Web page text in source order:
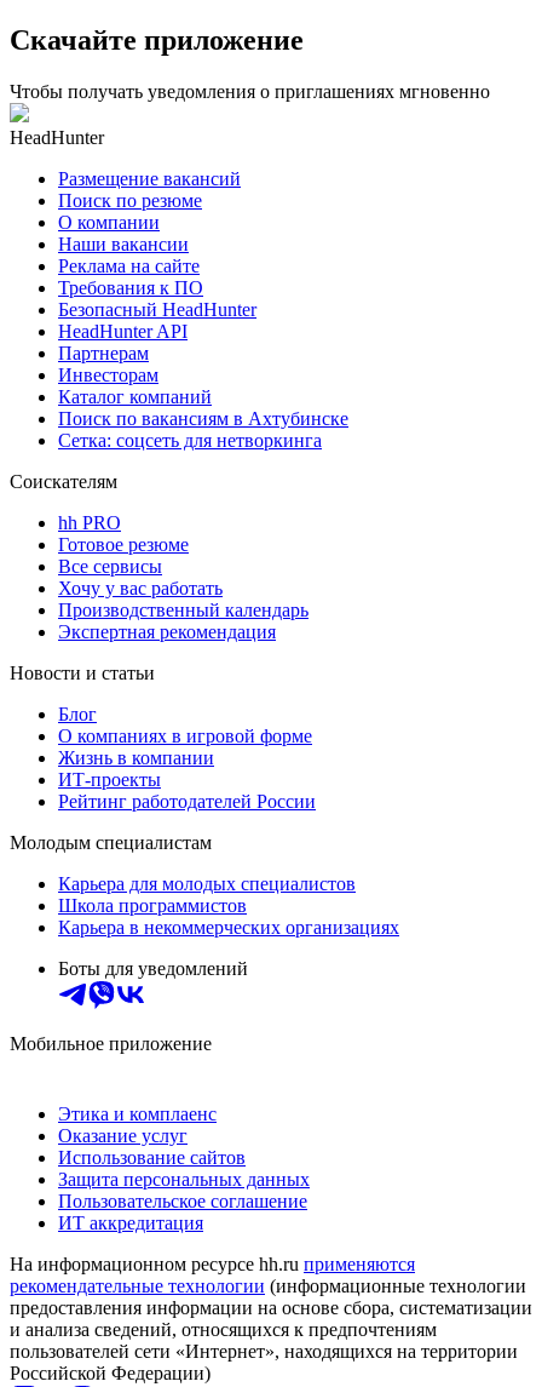
Скачайте приложение
Чтобы получать уведомления о приглашениях мгновенно
HeadHunter
Размещение вакансий
Поиск по резюме
О компании
Наши вакансии
Реклама на сайте
Требования к ПО
Безопасный HeadHunter
HeadHunter API
Партнерам
Инвесторам
Каталог компаний
Поиск по вакансиям в Ахтубинске
Сетка: соцсеть для нетворкинга
Соискателям
hh PRO
Готовое резюме
Все сервисы
Хочу у вас работать
Производственный календарь
Экспертная рекомендация
Новости и статьи
Блог
О компаниях в игровой форме
Жизнь в компании
ИТ-проекты
Рейтинг работодателей России
Молодым специалистам
Карьера для молодых специалистов
Школа программистов
Карьера в некоммерческих организациях
Боты для уведомлений
Мобильное приложение
Этика и комплаенс
Оказание услуг
Использование сайтов
Защита персональных данных
Пользовательское соглашение
ИТ аккредитация
На информационном ресурсе hh.ru применяются
рекомендательные технологии (информационные технологии
предоставления информации на основе сбора, систематизации
и анализа сведений, относящихся к предпочтениям
пользователей сети «Интернет», находящихся на территории
Российской Федерации)